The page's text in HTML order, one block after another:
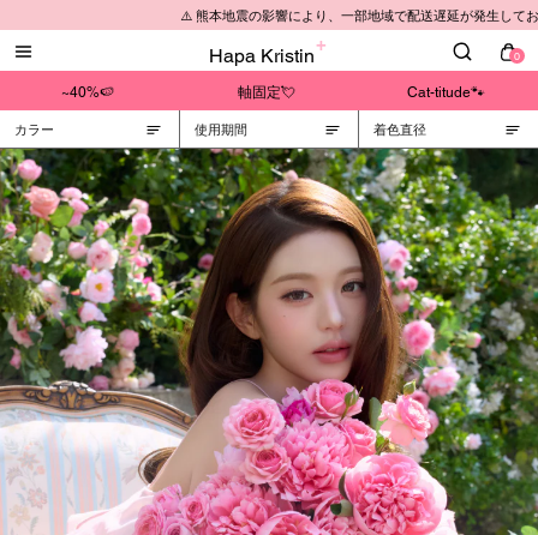
Hapa Kristin 0
~40%🍉 軸固定💘 Cat-titude🐾
⚠️ 熊本地震の影響により、一部地域で配送遅延が発生しており
カラー 使用期間 着色直径